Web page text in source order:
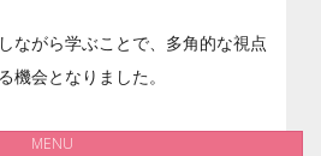
ながら学ぶことで、多角的な視点
機会となりました。
MENU